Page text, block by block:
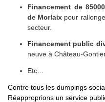
Financement de
de Morlaix pour
secteur.
Financement public
neuve à Château-
Etc…
Contre tous les dumpings
Réapproprions un service